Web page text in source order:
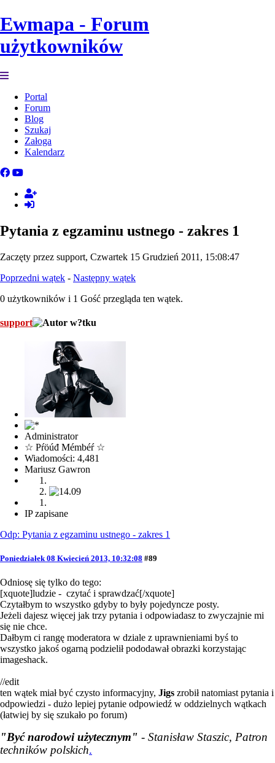
Ewmapa - Forum
użytkowników
Portal
Forum
Blog
Szukaj
Załoga
Kalendarz
Pytania z egzaminu ustnego - zakres 1
Zaczęty przez support, Czwartek 15 Grudzień 2011, 15:08:47
Poprzedni wątek - Następny wątek
0 użytkowników i 1 Gość przegląda ten wątek.
support
Administrator
☆ Pŕöúđ Mémbéŕ ☆
Wiadomości: 4,481
Mariusz Gawron
IP zapisane
Odp: Pytania z egzaminu ustnego - zakres 1
Poniedziałek 08 Kwiecień 2013, 10:32:08 #89
Odniosę się tylko do tego:
[xquote]ludzie - czytać i sprawdzać[/xquote]
Czytałbym to wszystko gdyby to były pojedyncze posty.
Jeżeli dajesz więcej jak trzy pytania i odpowiadasz to zwyczajnie mi
się nie chce.
Dałbym ci rangę moderatora w dziale z uprawnieniami byś to
wszystko jakoś ogarną podzielił pododawał obrazki korzystając
imageshack.
//edit
ten wątek miał być czysto informacyjny, Jigs zrobił natomiast pytania i
odpowiedzi - dużo lepiej pytanie odpowiedź w oddzielnych wątkach
(łatwiej by się szukało po forum)
"Być narodowi użytecznym" - Stanisław Staszic, Patron
techników polskich.